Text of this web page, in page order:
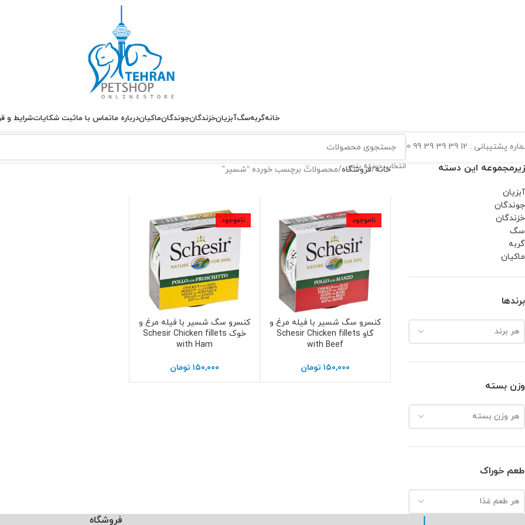
خانهگربهسگآبزیانخزندگانجوندگانماکیاندرباره ماتماس با ماثبت شکایاتشرایط و
پشتیبانی : 12 39 39 39 99 0
انتخاب دسته بندی زیرمجموعه این دسته
آبزیان
جوندگان
خزندگان
سگ
گربه
ماکیان
برندها
هر برند
وزن بسته
هر وزن بسته
طعم خوراک
هر طعم غذا
خانه فروشگاه محصولات برچسب خورده “شسیر”
ناموجود
اطلاعات بیشتر
کنسرو سگ شسیر با فیله مرغ و
گاو Schesir Chicken fillets
with Beef
۱۵۰,۰۰۰ تومان
ناموجود
اطلاعات بیشتر
کنسرو سگ شسیر با فیله مرغ و
خوک Schesir Chicken fillets
with Ham
۱۵۰,۰۰۰ تومان
فروشگاه